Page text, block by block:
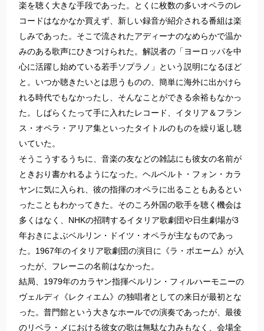
楽を聴く大きな手段であった。とくに枚数の多いオペラのレ
コードはなかなか買えず、新しい録音が紹介される番組は楽
しみであった。そこで流されたアディーナのなめらかで温か
みのある歌声にひきつけられた。解説者の「ヨーロッパを中
心に活躍し始めている若手ソプラノ」という説明になるほど
と。いつか聴きたいとは思うものの、簡単に海外に出かけら
れる時代でもなかったし、そんなことができる余裕もなかっ
た。しばらくたって手に入れたレコード、イタリア＆フラン
ス・オペラ・アリア集といったタイトルのものを繰り返し聴
いていた。
そうこうするうちに、音楽の友などの雑誌にも彼女の名前が
ときおり書かれるようになった。ヘルベルト・フォン・カラ
ヤンに気に入られ、彼の指揮のオペラに出ることもあるとい
ったこともわかってきた。そのころ外国の歌手を聴く機会は
多くはなく、NHKの招聘するイタリア歌劇団や日生劇場が3
年おきによぶベルリン・ドイツ・オペラが主なものであっ
た。1967年のイタリア歌劇団の演目に《ラ・ボエーム》が入
ったが、フレーニの名前はなかった。
結局、1979年のカラヤン指揮ベルリン・フィルハーモニーの
ヴェルディ《レクィエム》の独唱者としての来日が最初とな
った。普門館という大きなホールでの演奏であったが、最後
のリベラ・メにおける彼女の歌は無駄な力みもなく、会場全